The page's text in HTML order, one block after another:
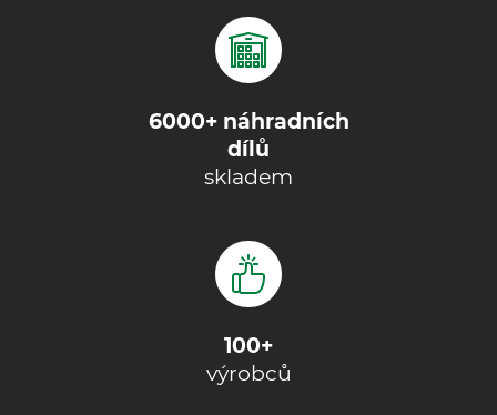
6000+ náhradních
dílů
skladem
100+
výrobců